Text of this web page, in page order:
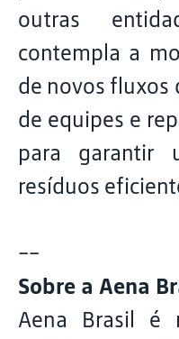
outras
contempla a
de novos fluxos
de equipes e
para garantir
resíduos
--
Sobre a Aena
Aena Brasil é